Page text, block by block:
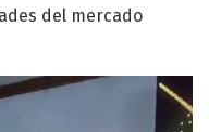
del mercado